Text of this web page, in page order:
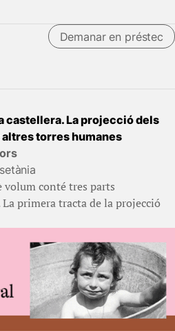
Demanar en préstec
castellera. La projecció dels
torres humanes
volum conté tres parts
primera tracta de la projecció